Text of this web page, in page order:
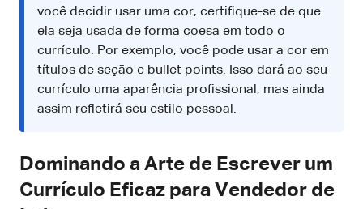
você decidir usar uma cor, certifique-se de que
ela seja usada de forma coesa em todo o
currículo. Por exemplo, você pode usar a cor em
títulos de seção e bullet points. Isso dará ao seu
currículo uma aparência profissional, mas ainda
assim refletirá seu estilo pessoal.
Dominando a Arte de Escrever um
Currículo Eficaz para Vendedor de